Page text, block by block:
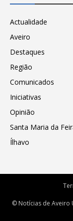
Actualidade
Aveiro
Destaques
Região
Comunicados
Iniciativas
Opinião
Santa Maria da
Ílhavo
© Notícias de Aveiro